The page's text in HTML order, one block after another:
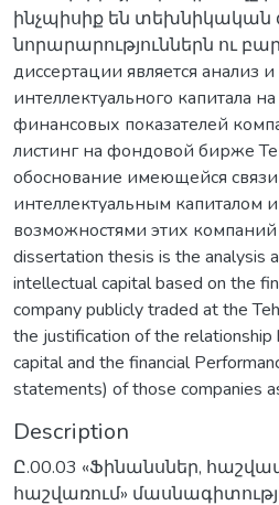
ինչպիսիք են տեխնիկական
նորարարություններն ու
диссертации является анализ
интеллектуального капитала
финансовых показателей
листинг на фондовой бирже
обоснование имеющейся
интеллектуальным капиталом
возможностями этих
dissertation thesis is the analysis
intellectual capital based on the
company publicly traded at the
the justification of the
capital and the financial
statements) of those companies
Description
Ը.00.03 «Ֆինանսներ,
հաշվառում»